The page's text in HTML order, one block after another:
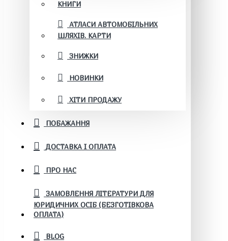
КНИГИ
АТЛАСИ АВТОМОБІЛЬНИХ
ШЛЯХІВ. КАРТИ
ЗНИЖКИ
НОВИНКИ
ХІТИ ПРОДАЖУ
ПОБАЖАННЯ
ДОСТАВКА І ОПЛАТА
ПРО НАС
ЗАМОВЛЕННЯ ЛІТЕРАТУРИ ДЛЯ
ЮРИДИЧНИХ ОСІБ (БЕЗГОТІВКОВА
ОПЛАТА)
BLOG